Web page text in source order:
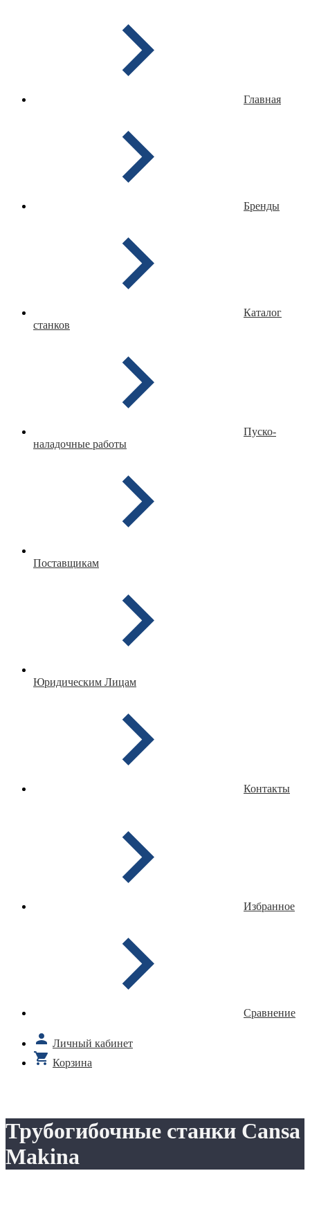
Главная
Бренды
Каталог
станков
Пуско-
наладочные работы
Поставщикам
Юридическим Лицам
Контакты
Избранное
Сравнение
Личный кабинет
Корзина
Трубогибочные станки Cansa
Makina